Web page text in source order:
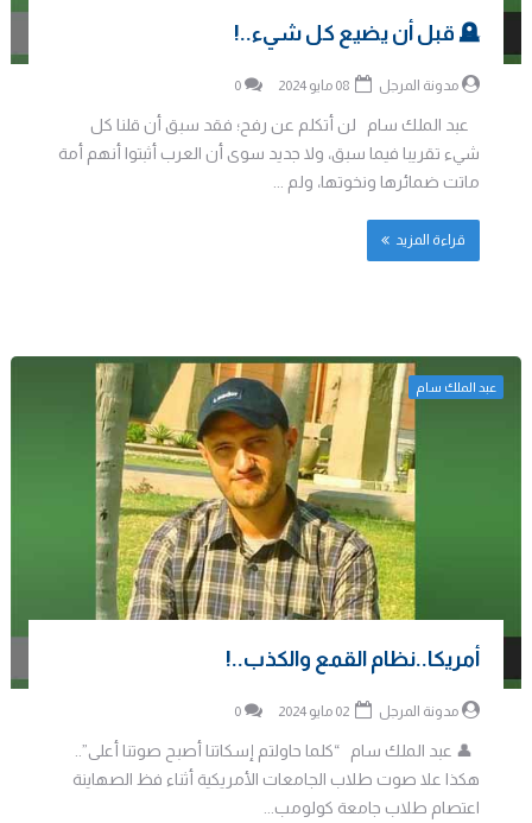
🪦 قبل أن يضيع كل شيء..!
مدونة المرجل 0
عبد الملك سام لن أتكلم عن رفح؛ فقد سبق أن قلنا كل
شيء تقريبا فيما سبق، ولا جديد سوى أن العرب أثبتوا أنهم أمة
ماتت ضمائرها ونخوتها، ولم ...
قراءة المزيد
عبد الملك سام
أمريكا..نظام القمع والكذب..!
مدونة المرجل 0
👤 عبد الملك سام “كلما حاولتم إسكاتنا أصبح صوتنا أعلى”..
هكذا علا صوت طلاب الجامعات الأمريكية أثناء فظ الصهاينة
اعتصام طلاب جامعة كولومب...